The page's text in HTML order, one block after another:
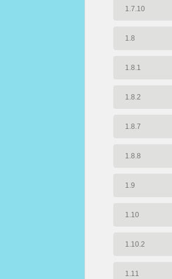
1.7.10
1.8
1.8.1
1.8.2
1.8.7
1.8.8
1.9
1.10
1.10.2
1.11